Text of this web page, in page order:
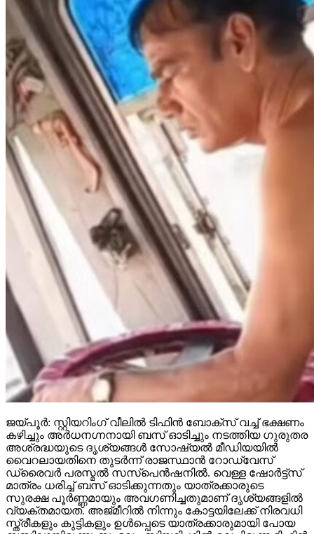
ജയ്പൂര്‍: സ്റ്റിയറിംഗ് വീലില്‍ ടിഫിന്‍ ബോക്‌സ് വച്ച് ഭക്ഷണം
കഴിച്ചും അര്‍ധനഗ്നനായി ബസ് ഓടിച്ചും നടത്തിയ ഗുരുതര
അശ്രദ്ധയുടെ ദൃശ്യങ്ങള്‍ സോഷ്യല്‍ മീഡിയയില്‍
വൈറലായതിനെ തുടര്‍ന്ന് രാജസ്ഥാന്‍ റോഡ്‌വേസ്
ഡ്രൈവര്‍ പരസ്മല്‍ സസ്‌പെന്‍ഷനില്‍. വെള്ള ഷോര്‍ട്ട്‌സ്
മാത്രം ധരിച്ച് ബസ് ഓടിക്കുന്നതും യാത്രക്കാരുടെ
സുരക്ഷ പൂര്‍ണ്ണമായും അവഗണിച്ചതുമാണ് ദൃശ്യങ്ങളില്‍
വ്യക്തമായത്. അജ്മീറില്‍ നിന്നും കോട്ടയിലേക്ക് നിരവധി
സ്ത്രീകളും കുട്ടികളും ഉള്‍പ്പെടെ യാത്രക്കാരുമായി പോയ